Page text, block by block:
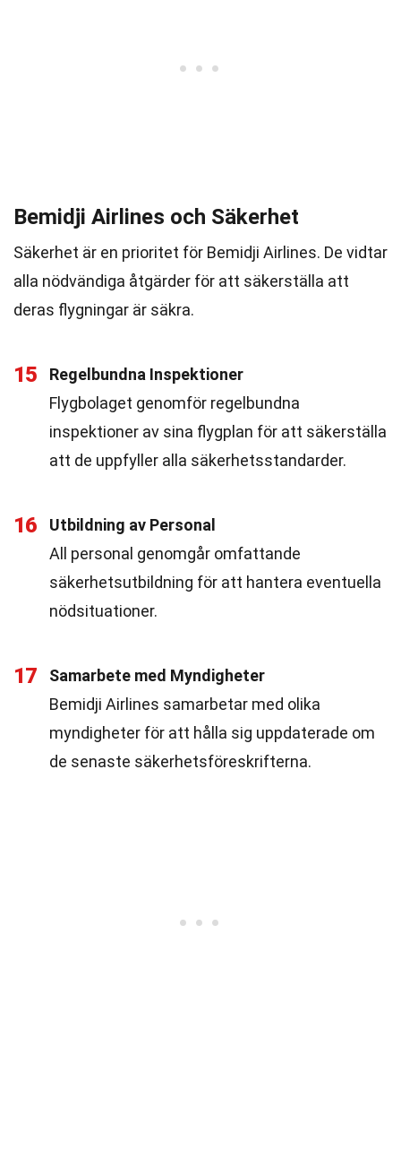
Bemidji Airlines och Säkerhet
Säkerhet är en prioritet för Bemidji Airlines. De vidtar
alla nödvändiga åtgärder för att säkerställa att
deras flygningar är säkra.
15
Regelbundna Inspektioner
Flygbolaget genomför regelbundna
inspektioner av sina flygplan för att säkerställa
att de uppfyller alla säkerhetsstandarder.
16
Utbildning av Personal
All personal genomgår omfattande
säkerhetsutbildning för att hantera eventuella
nödsituationer.
17
Samarbete med Myndigheter
Bemidji Airlines samarbetar med olika
myndigheter för att hålla sig uppdaterade om
de senaste säkerhetsföreskrifterna.